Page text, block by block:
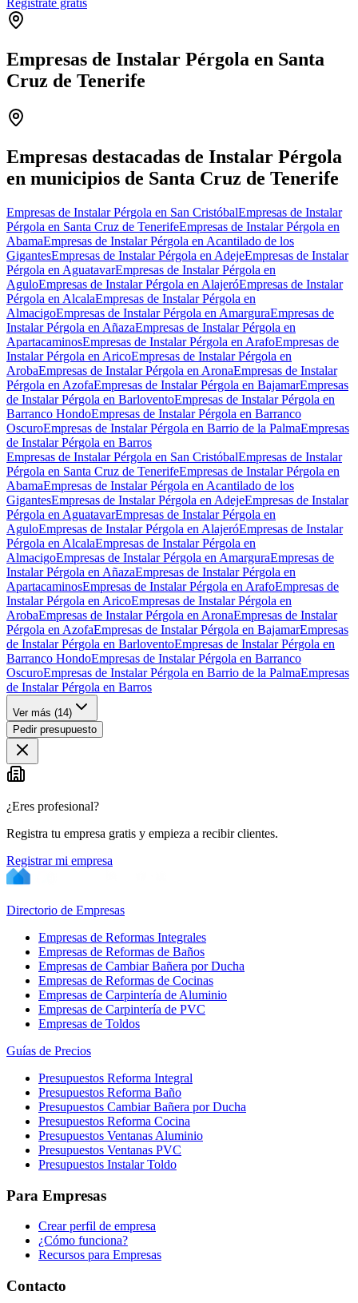
Regístrate gratis
Empresas de Instalar Pérgola en Santa
Cruz de Tenerife
−
Empresas destacadas de Instalar Pérgola
en municipios de Santa Cruz de Tenerife
Empresas de Instalar Pérgola en San CristóbalEmpresas de Instalar
Pérgola en Santa Cruz de TenerifeEmpresas de Instalar Pérgola en
AbamaEmpresas de Instalar Pérgola en Acantilado de los
GigantesEmpresas de Instalar Pérgola en AdejeEmpresas de Instalar
Pérgola en AguatavarEmpresas de Instalar Pérgola en
AguloEmpresas de Instalar Pérgola en AlajeróEmpresas de Instalar
Pérgola en AlcalaEmpresas de Instalar Pérgola en
AlmacigoEmpresas de Instalar Pérgola en AmarguraEmpresas de
Instalar Pérgola en AñazaEmpresas de Instalar Pérgola en
ApartacaminosEmpresas de Instalar Pérgola en ArafoEmpresas de
Instalar Pérgola en AricoEmpresas de Instalar Pérgola en
ArobaEmpresas de Instalar Pérgola en AronaEmpresas de Instalar
Pérgola en AzofaEmpresas de Instalar Pérgola en BajamarEmpresas
de Instalar Pérgola en BarloventoEmpresas de Instalar Pérgola en
Barranco HondoEmpresas de Instalar Pérgola en Barranco
OscuroEmpresas de Instalar Pérgola en Barrio de la PalmaEmpresas
de Instalar Pérgola en Barros
Empresas de Instalar Pérgola en San CristóbalEmpresas de Instalar
Pérgola en Santa Cruz de TenerifeEmpresas de Instalar Pérgola en
AbamaEmpresas de Instalar Pérgola en Acantilado de los
GigantesEmpresas de Instalar Pérgola en AdejeEmpresas de Instalar
Pérgola en AguatavarEmpresas de Instalar Pérgola en
AguloEmpresas de Instalar Pérgola en AlajeróEmpresas de Instalar
Pérgola en AlcalaEmpresas de Instalar Pérgola en
AlmacigoEmpresas de Instalar Pérgola en AmarguraEmpresas de
Instalar Pérgola en AñazaEmpresas de Instalar Pérgola en
ApartacaminosEmpresas de Instalar Pérgola en ArafoEmpresas de
Instalar Pérgola en AricoEmpresas de Instalar Pérgola en
ArobaEmpresas de Instalar Pérgola en AronaEmpresas de Instalar
Pérgola en AzofaEmpresas de Instalar Pérgola en BajamarEmpresas
de Instalar Pérgola en BarloventoEmpresas de Instalar Pérgola en
Barranco HondoEmpresas de Instalar Pérgola en Barranco
OscuroEmpresas de Instalar Pérgola en Barrio de la PalmaEmpresas
de Instalar Pérgola en Barros
Ver más (14)
Pedir presupuesto
¿Eres profesional?
Registra tu empresa gratis y empieza a recibir clientes.
Registrar mi empresa
Directorio de Empresas
Empresas de Reformas Integrales
Empresas de Reformas de Baños
Empresas de Cambiar Bañera por Ducha
Empresas de Reformas de Cocinas
Empresas de Carpintería de Aluminio
Empresas de Carpintería de PVC
Empresas de Toldos
Guías de Precios
Presupuestos Reforma Integral
Presupuestos Reforma Baño
Presupuestos Cambiar Bañera por Ducha
Presupuestos Reforma Cocina
Presupuestos Ventanas Aluminio
Presupuestos Ventanas PVC
Presupuestos Instalar Toldo
Para Empresas
Crear perfil de empresa
¿Cómo funciona?
Recursos para Empresas
Contacto